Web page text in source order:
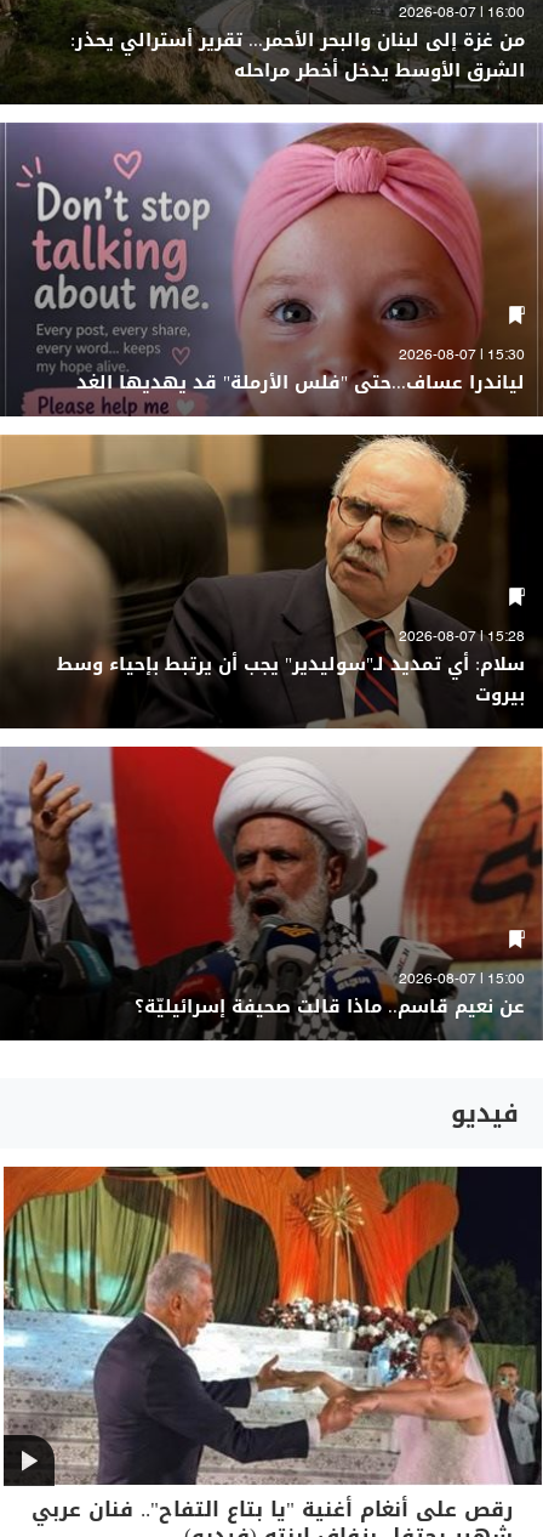
16:00 | 2026-08-07
من غزة إلى لبنان والبحر الأحمر... تقرير أسترالي يحذر:
الشرق الأوسط يدخل أخطر مراحله
15:30 | 2026-08-07
لياندرا عساف...حتى "فلس الأرملة" قد يهديها الغد
15:28 | 2026-08-07
سلام: أي تمديد لـ"سوليدير" يجب أن يرتبط بإحياء وسط
بيروت
15:00 | 2026-08-07
عن نعيم قاسم.. ماذا قالت صحيفة إسرائيليّة؟
فيديو
رقص على أنغام أغنية "يا بتاع التفاح".. فنان عربي